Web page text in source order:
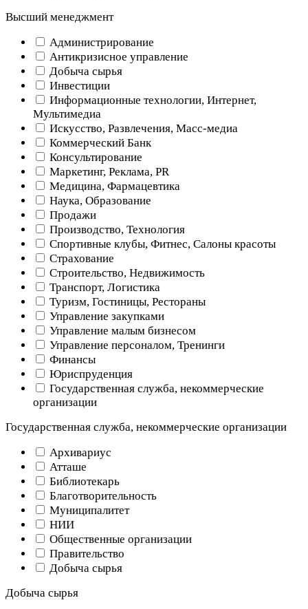
Высший менеджмент
Администрирование
Антикризисное управление
Добыча cырья
Инвестиции
Информационные технологии, Интернет,
Мультимедиа
Искусство, Развлечения, Масс-медиа
Коммерческий Банк
Консультирование
Маркетинг, Реклама, PR
Медицина, Фармацевтика
Наука, Образование
Продажи
Производство, Технология
Спортивные клубы, Фитнес, Салоны красоты
Страхование
Строительство, Недвижимость
Транспорт, Логистика
Туризм, Гостиницы, Рестораны
Управление закупками
Управление малым бизнесом
Управление персоналом, Тренинги
Финансы
Юриспруденция
Государственная служба, некоммерческие
организации
Государственная служба, некоммерческие организации
Архивариус
Атташе
Библиотекарь
Благотворительность
Муниципалитет
НИИ
Общественные организации
Правительство
Добыча сырья
Добыча сырья